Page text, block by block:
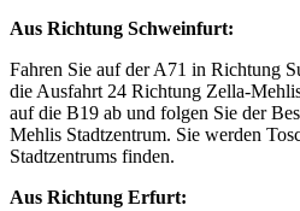
Aus Richtung Schweinfurt:
Fahren Sie auf der A71 in Richtung
die Ausfahrt 24 Richtung Zella-
auf die B19 ab und folgen Sie der
Mehlis Stadtzentrum. Sie werden
Stadtzentrums finden.
Aus Richtung Erfurt: